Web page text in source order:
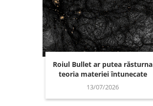
Roiul Bullet ar putea răsturna
teoria materiei întunecate
13/07/2026